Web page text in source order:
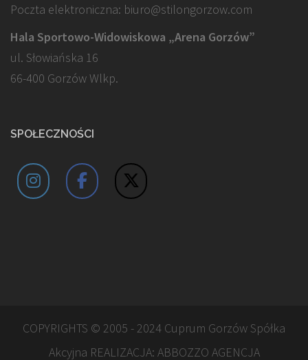
Poczta elektroniczna: biuro@stilongorzow.com
Hala Sportowo-Widowiskowa „Arena Gorzów”
ul. Słowiańska 16
66-400 Gorzów Wlkp.
SPOŁECZNOŚCI
COPYRIGHTS © 2005 - 2024 Cuprum Gorzów Spółka
Akcyjna REALIZACJA: ABBOZZO AGENCJA